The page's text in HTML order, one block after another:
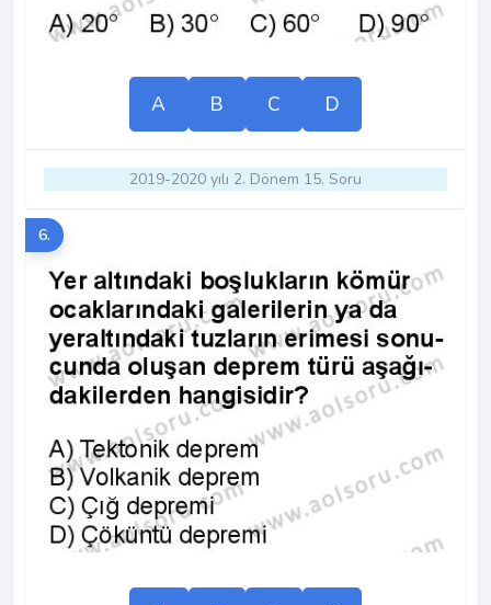
A B C D
2019-2020 yılı 2. Dönem 15. Soru
6.